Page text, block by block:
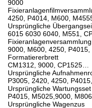
9000
4250, P4014, M600,
Ursprüngliche
6015 6030 6040, M551,
Fixieranlagenversammlung
9000, M600, 4250,
Formatiererbrett
CM1312, 9000, CP1525…
Ursprüngliche
P3005, 2420, 4250,
Ursprüngliche Wartungsset
P4015, M5025,9000,
Ursprüngliche Wagenzus